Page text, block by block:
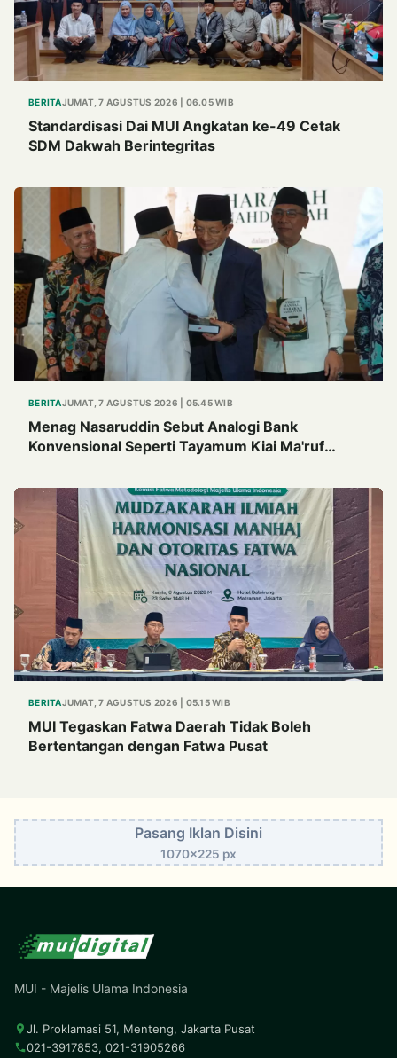
BERITAJUMAT, 7 AGUSTUS 2026 | 06.05 WIB
Standardisasi Dai MUI Angkatan ke-49 Cetak
SDM Dakwah Berintegritas
BERITAJUMAT, 7 AGUSTUS 2026 | 05.45 WIB
Menag Nasaruddin Sebut Analogi Bank
Konvensional Seperti Tayamum Kiai Ma'ruf
BERITAJUMAT, 7 AGUSTUS 2026 | 05.15 WIB
MUI Tegaskan Fatwa Daerah Tidak Boleh
Bertentangan dengan Fatwa Pusat
Pasang Iklan Disini
1070x225 px
MUI - Majelis Ulama Indonesia
Jl. Proklamasi 51, Menteng, Jakarta Pusat
021-3917853, 021-31905266